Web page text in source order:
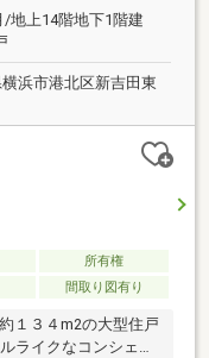
・・物件の詳細・
ださい。
/地上14階地下1階建
浜市港北区新吉田東
所有権
間取り図有り
１３４m2の大型住戸
ライクなコンシェル